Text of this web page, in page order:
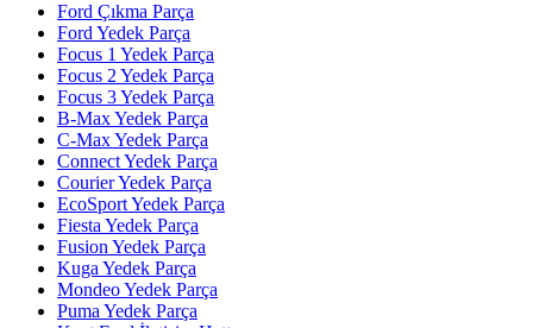
Ford Çıkma Parça
Ford Yedek Parça
Focus 1 Yedek Parça
Focus 2 Yedek Parça
Focus 3 Yedek Parça
B-Max Yedek Parça
C-Max Yedek Parça
Connect Yedek Parça
Courier Yedek Parça
EcoSport Yedek Parça
Fiesta Yedek Parça
Fusion Yedek Parça
Kuga Yedek Parça
Mondeo Yedek Parça
Puma Yedek Parça